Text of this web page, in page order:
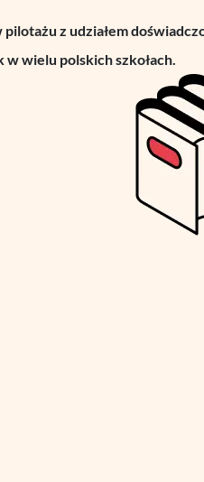
z udziałem
wielu polskich szkołach.